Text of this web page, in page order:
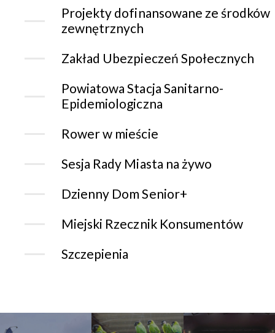
Projekty dofinansowane ze środków
zewnętrznych
Zakład Ubezpieczeń Społecznych
Powiatowa Stacja Sanitarno-
Epidemiologiczna
Rower w mieście
Sesja Rady Miasta na żywo
Dzienny Dom Senior+
Miejski Rzecznik Konsumentów
Szczepienia